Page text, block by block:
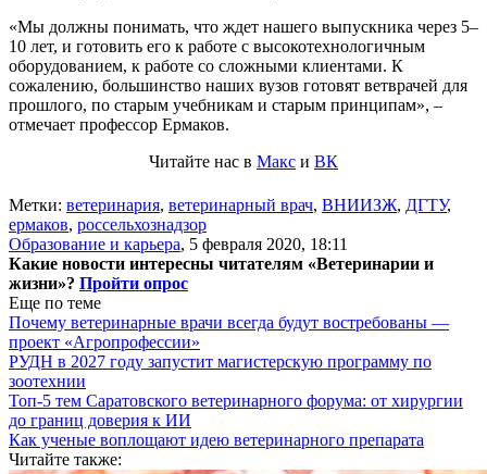
«Мы должны понимать, что ждет нашего выпускника через 5–
10 лет, и готовить его к работе с высокотехнологичным
оборудованием, к работе со сложными клиентами. К
сожалению, большинство наших вузов готовят ветврачей для
прошлого, по старым учебникам и старым принципам», –
отмечает профессор Ермаков.
Читайте нас в Макс и ВК
Метки: ветеринария, ветеринарный врач, ВНИИЗЖ, ДГТУ,
ермаков, россельхознадзор
Образование и карьера, 5 февраля 2020, 18:11
Какие новости интересны читателям «Ветеринарии и
жизни»? Пройти опрос
Еще по теме
Почему ветеринарные врачи всегда будут востребованы —
проект «Агропрофессии»
РУДН в 2027 году запустит магистерскую программу по
зоотехнии
Топ-5 тем Саратовского ветеринарного форума: от хирургии
до границ доверия к ИИ
Как ученые воплощают идею ветеринарного препарата
Читайте также: